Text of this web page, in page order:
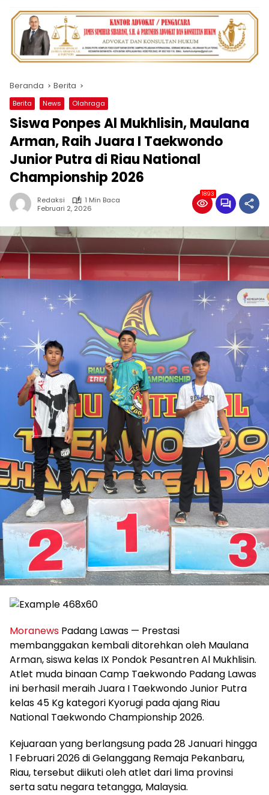
Beranda Berita
Berita News Olahraga
Siswa Ponpes Al Mukhlisin, Maulana
Arman, Raih Juara I Taekwondo
Junior Putra di Riau National
Championship 2026
Redaksi
1 Min Baca
Februari 2, 2026
1893
Moranews Padang Lawas — Prestasi
membanggakan kembali ditorehkan oleh Maulana
Arman, siswa kelas IX Pondok Pesantren Al Mukhlisin.
Atlet muda binaan Camp Taekwondo Padang Lawas
ini berhasil meraih Juara I Taekwondo Junior Putra
kelas 45 Kg kategori Kyorugi pada ajang Riau
National Taekwondo Championship 2026.
Kejuaraan yang berlangsung pada 28 Januari hingga
1 Februari 2026 di Gelanggang Remaja Pekanbaru,
Riau, tersebut diikuti oleh atlet dari lima provinsi
serta satu negara tetangga, Malaysia.